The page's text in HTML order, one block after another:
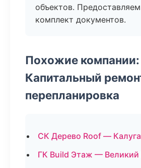
объектов.
комплект документов.
Похожие компании:
Капитальный
перепланировка
СК Дерево Roof — Калуга
ГК Build Этаж — Великий